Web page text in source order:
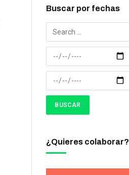
Buscar por fechas
¿Quieres colaborar?